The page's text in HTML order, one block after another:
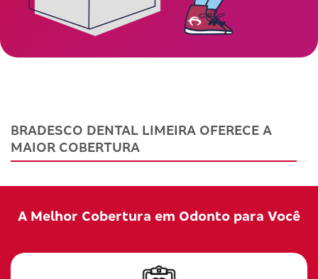
BRADESCO DENTAL LIMEIRA OFERECE A
MAIOR COBERTURA
A Melhor Cobertura em Odonto para Você